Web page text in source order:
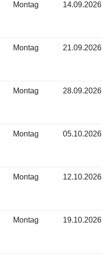
Montag 14.09.2026
Montag 21.09.2026
Montag 28.09.2026
Montag 05.10.2026
Montag 12.10.2026
Montag 19.10.2026